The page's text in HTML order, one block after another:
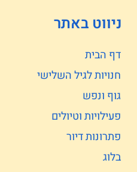
ניווט באתר
דף הבית
חנויות לגיל השלישי
גוף ונפש
פעילויות וטיולים
פתרונות דיור
בלוג